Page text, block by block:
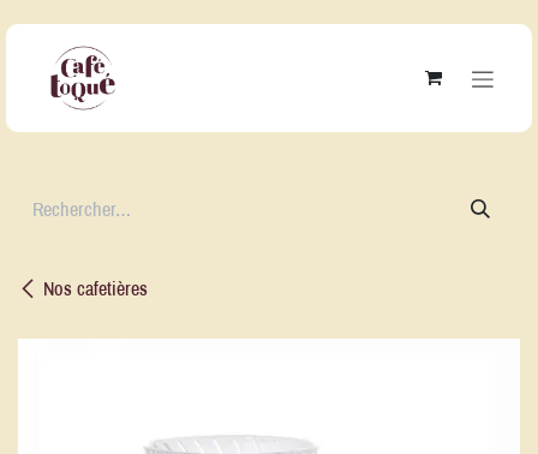
Nos cafetières